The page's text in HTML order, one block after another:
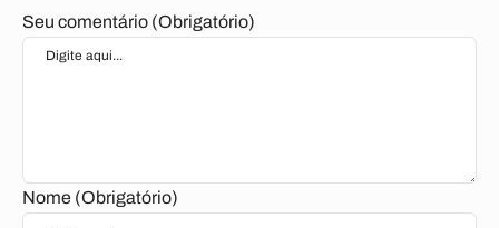
Seu comentário (Obrigatório)
Nome (Obrigatório)